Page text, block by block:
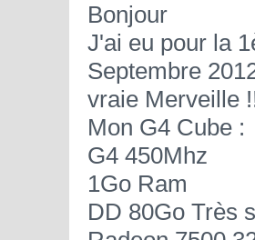
Bonjour
J'ai eu pour la
Septembre
vraie Merveille
Mon G4 Cube :
G4 450Mhz
1Go Ram
DD 80Go Très